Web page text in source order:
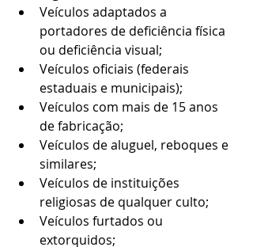
Veículos adaptados a
portadores de deficiência física
ou deficiência visual;
Veículos oficiais (federais
estaduais e municipais);
Veículos com mais de 15 anos
de fabricação;
Veículos de aluguel, reboques e
similares;
Veículos de instituições
religiosas de qualquer culto;
Veículos furtados ou
extorquidos;